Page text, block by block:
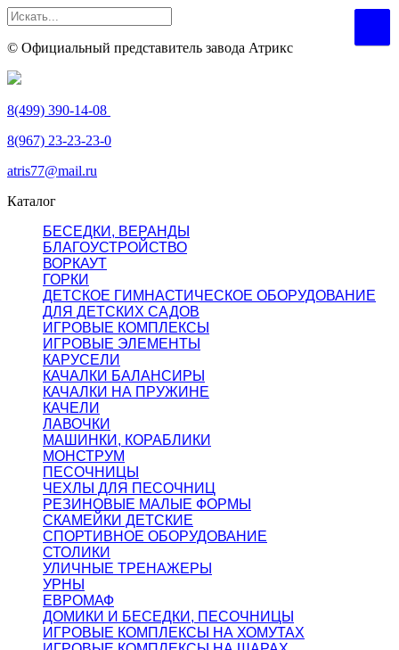
© Официальный представитель завода Атрикс
8(499) 390-14-08
8(967) 23-23-23-0
atris77@mail.ru
Каталог
БЕСЕДКИ, ВЕРАНДЫ
БЛАГОУСТРОЙСТВО
ВОРКАУТ
ГОРКИ
ДЕТСКОЕ ГИМНАСТИЧЕСКОЕ ОБОРУДОВАНИЕ
ДЛЯ ДЕТСКИХ САДОВ
ИГРОВЫЕ КОМПЛЕКСЫ
ИГРОВЫЕ ЭЛЕМЕНТЫ
КАРУСЕЛИ
КАЧАЛКИ БАЛАНСИРЫ
КАЧАЛКИ НА ПРУЖИНЕ
КАЧЕЛИ
ЛАВОЧКИ
МАШИНКИ, КОРАБЛИКИ
МОНСТРУМ
ПЕСОЧНИЦЫ
ЧЕХЛЫ ДЛЯ ПЕСОЧНИЦ
РЕЗИНОВЫЕ МАЛЫЕ ФОРМЫ
СКАМЕЙКИ ДЕТСКИЕ
СПОРТИВНОЕ ОБОРУДОВАНИЕ
СТОЛИКИ
УЛИЧНЫЕ ТРЕНАЖЕРЫ
УРНЫ
ЕВРОМАФ
ДОМИКИ И БЕСЕДКИ, ПЕСОЧНИЦЫ
ИГРОВЫЕ КОМПЛЕКСЫ НА ХОМУТАХ